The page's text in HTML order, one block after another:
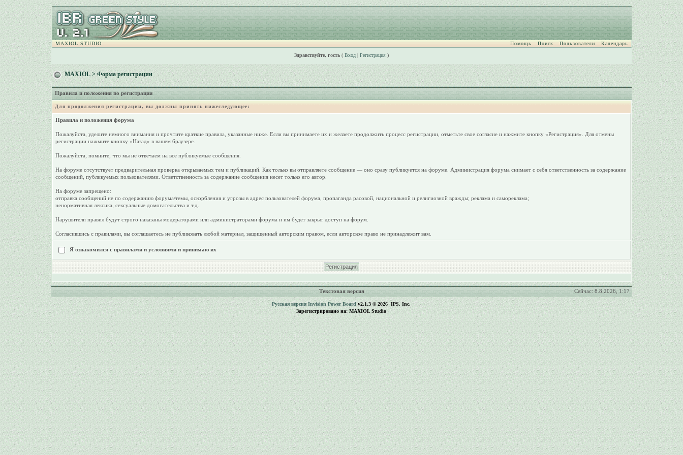
MAXIOL STUDIO Помощь Поиск Пользователи Календарь
Здравствуйте, гость( Вход| Регистрация)
MAXIOL> Форма регистрации
Правила и положения по регистрации
Для продолжения регистрации, вы должны принять нижеследующее:
Правила и положения форума
Пожалуйста, уделите немного внимания и прочтите краткие правила, указанные ниже. Если вы принимаете их и желаете продолжить процесс регистрации, отметьте свое согласие и нажмите кнопку «Регистрация». Для отмены
регистрации нажмите кнопку «Назад» в вашем браузере.
Пожалуйста, помните, что мы не отвечаем на все публикуемые сообщения.
На форуме отсутствует предварительная проверка открываемых тем и публикаций. Как только вы отправляете сообщение — оно сразу публикуется на форуме. Администрация форума снимает с себя ответственность за содержание
сообщений, публикуемых пользователями. Ответственность за содержание сообщения несет только его автор.
На форуме запрещено:
отправка сообщений не по содержанию форума/темы, оскорбления и угрозы в адрес пользователей форума, пропаганда расовой, национальной и религиозной вражды; реклама и самореклама;
ненормативная лексика, сексуальные домогательства и т.д.
Нарушители правил будут строго наказаны модераторами или администраторами форума и им будет закрыт доступ на форум.
Согласившись с правилами, вы соглашаетесь не публиковать любой материал, защищенный авторским правом, если авторское право не принадлежит вам.
Я ознакомился с правилами и условиями и принимаю их
Текстовая версия Сейчас: 8.8.2026, 1:17
Русская версия Invision Power Boardv2.1.3 © 2026 IPS, Inc.
Зарегистрировано на: MAXIOL Studio